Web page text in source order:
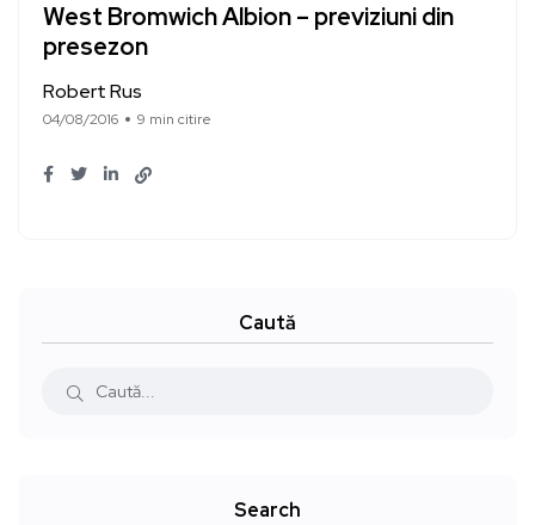
West Bromwich Albion – previziuni din
presezon
Robert Rus
04/08/2016 9 min citire
Caută
Search